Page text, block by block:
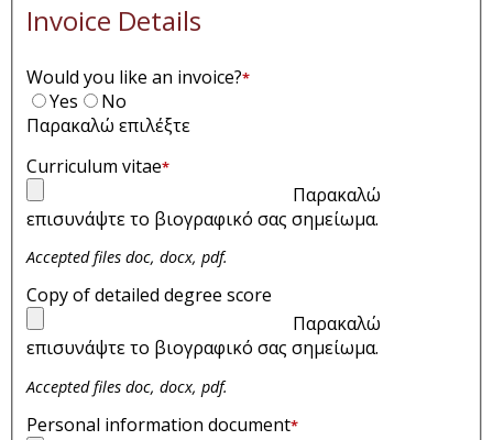
Invoice Details
Would you like an invoice?*
Yes
No
Παρακαλώ επιλέξτε
Curriculum vitae*
Παρακαλώ
επισυνάψτε το βιογραφικό σας σημείωμα.
Accepted files doc, docx, pdf.
Copy of detailed degree score
Παρακαλώ
επισυνάψτε το βιογραφικό σας σημείωμα.
Accepted files doc, docx, pdf.
Personal information document*